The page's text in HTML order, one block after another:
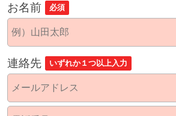
お名前 必須
連絡先 いずれか１つ以上入力